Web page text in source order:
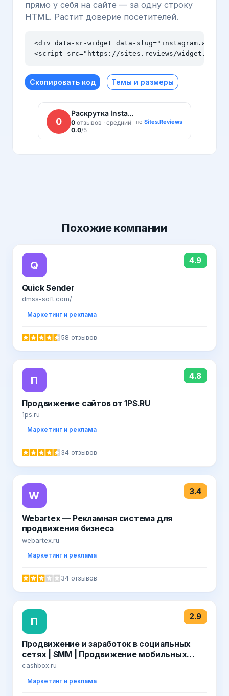
прямо у себя на сайте — за одну строку
HTML. Растит доверие посетителей.
<div data-sr-widget data-slug="instagram.am"
<script src="https://sites.reviews/widget.js"
Скопировать код Темы и размеры
Похожиекомпании
Q 4.9
Quick Sender
dmss-soft.com/
Маркетинг и реклама
58 отзывов
П 4.8
Продвижение сайтов от 1PS.RU
1ps.ru
Маркетинг и реклама
34 отзывов
W 3.4
Webartex — Рекламная система для
продвижения бизнеса
webartex.ru
Маркетинг и реклама
34 отзывов
П 2.9
Продвижение и заработок в социальных
сетях | SММ | Продвижение мобильных
приложений
cashbox.ru
Маркетинг и реклама